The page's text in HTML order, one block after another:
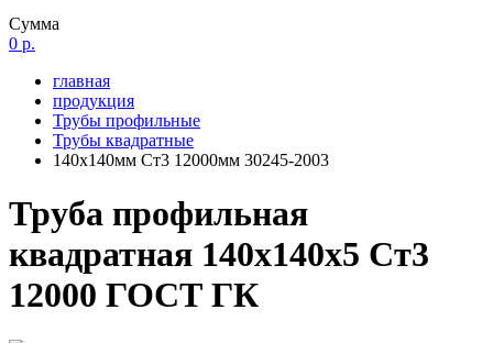
Сумма
0 р.
главная
продукция
Трубы профильные
Трубы квадратные
140х140мм Ст3 12000мм 30245-2003
Труба профильная
квадратная 140х140х5 Ст3
12000 ГОСТ ГК